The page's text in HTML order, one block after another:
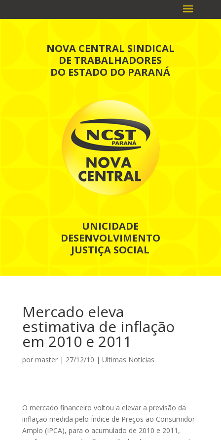
NOVA CENTRAL SINDICAL
DE TRABALHADORES
DO ESTADO DO PARANÁ
UNICIDADE
DESENVOLVIMENTO
JUSTIÇA SOCIAL
Mercado eleva
estimativa de inflação
em 2010 e 2011
por master| 27/12/10 | Ultimas Notícias
O mercado financeiro voltou a elevar a previsão da
inflação medida pelo Índice de Preços ao Consumidor
Amplo (IPCA), para o acumulado de 2010 e 2011,